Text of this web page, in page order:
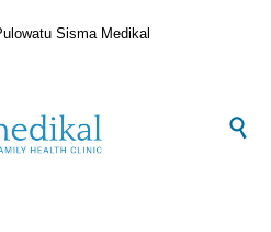
Sisma Medikal
